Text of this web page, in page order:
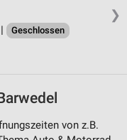
❯
Geschlossen
von z.B.